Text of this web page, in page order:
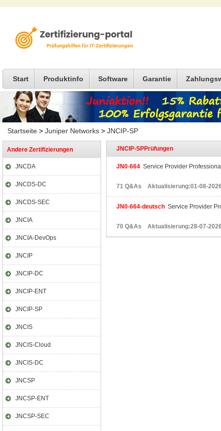
Start Produktinfo Software Garantie
Startseite > Juniper Networks > JNCIP-SP
Andere Zertifizierungen
JNCDA
JNCDS-DC
JNCDS-SEC
JNCIA
JNCIA-DevOps
JNCIP
JNCIP-DC
JNCIP-ENT
JNCIP-SP
JNCIS
JNCIS-Cloud
JNCIS-DC
JNCSP
JNCSP-ENT
JNCSP-SEC
JNCIP-SPPrüfungen
JN0-664 Service Provider
71 Q&As Aktualisierung:01-08-
JN0-664-deutsch Service Provider
70 Q&As Aktualisierung:28-07-